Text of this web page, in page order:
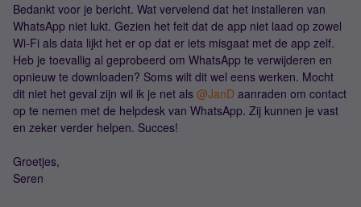
Bedankt voor je bericht. Wat vervelend dat het installeren van
WhatsApp niet lukt. Gezien het feit dat de app niet laad op zowel
Wi-Fi als data lijkt het er op dat er iets misgaat met de app zelf.
Heb je toevallig al geprobeerd om WhatsApp te verwijderen en
opnieuw te downloaden? Soms wilt dit wel eens werken. Mocht
dit niet het geval zijn wil ik je net als ​ @JanD aanraden om contact
op te nemen met de helpdesk van WhatsApp. Zij kunnen je vast
en zeker verder helpen. Succes!
Groetjes,
Seren